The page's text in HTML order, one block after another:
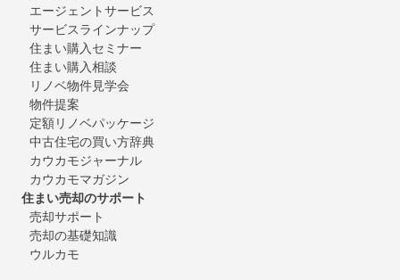
エージェントサービス
サービスラインナップ
住まい購入セミナー
住まい購入相談
リノベ物件見学会
物件提案
定額リノベパッケージ
中古住宅の買い方辞典
カウカモジャーナル
カウカモマガジン
住まい売却のサポート
売却サポート
売却の基礎知識
ウルカモ